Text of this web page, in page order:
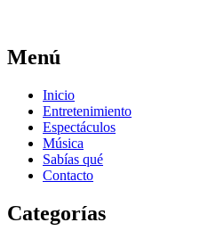
Menú
Inicio
Entretenimiento
Espectáculos
Música
Sabías qué
Contacto
Categorías